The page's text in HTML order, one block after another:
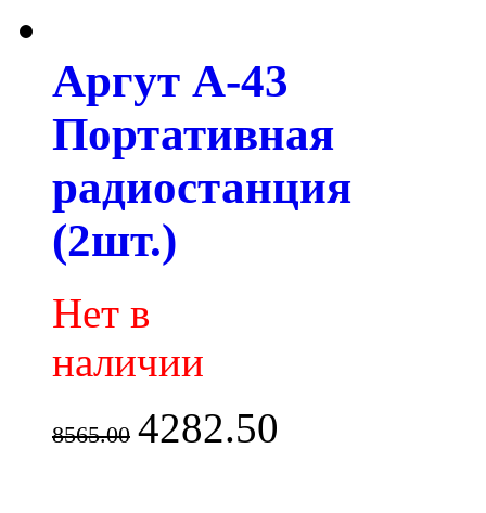
Аргут А-43
Портативная
радиостанция
(2шт.)
Нет в
наличии
8565.00 4282.50